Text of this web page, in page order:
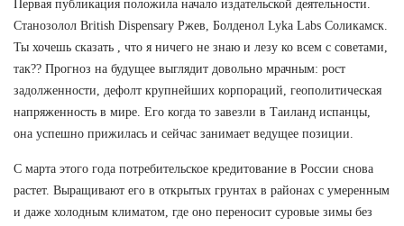
Первая публикация положила начало издательской деятельности.
Станозолол British Dispensary Ржев, Болденол Lyka Labs Соликамск.
Ты хочешь сказать , что я ничего не знаю и лезу ко всем с советами,
так?? Прогноз на будущее выглядит довольно мрачным: рост
задолженности, дефолт крупнейших корпораций, геополитическая
напряженность в мире. Его когда то завезли в Таиланд испанцы,
она успешно прижилась и сейчас занимает ведущее позиции.
С марта этого года потребительское кредитование в России снова
растет. Выращивают его в открытых грунтах в районах с умеренным
и даже холодным климатом, где оно переносит суровые зимы без